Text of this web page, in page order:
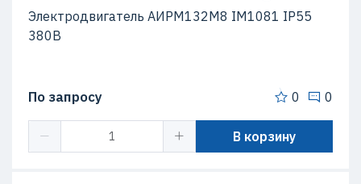
Электродвигатель АИРМ132M8 IM1081 IP55
380В
По запросу 0 0
В корзину